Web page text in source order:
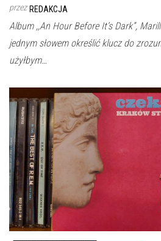
przez REDAKCJA
Album ,,An Hour Before It’s Dark”,
jednym słowem określić klucz do
użyłbym…